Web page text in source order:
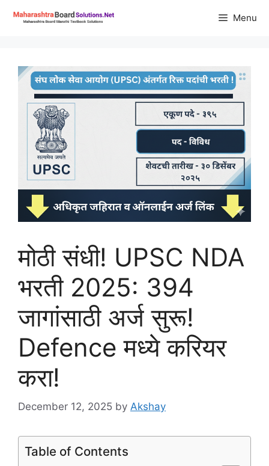
Menu
मोठी संधी! UPSC NDA
भरती 2025: 394
जागांसाठी अर्ज सुरू!
Defence मध्ये करियर
करा!
December 12, 2025 by Akshay
Table of Contents